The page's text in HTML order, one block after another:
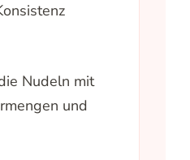
Nudeln mit
und